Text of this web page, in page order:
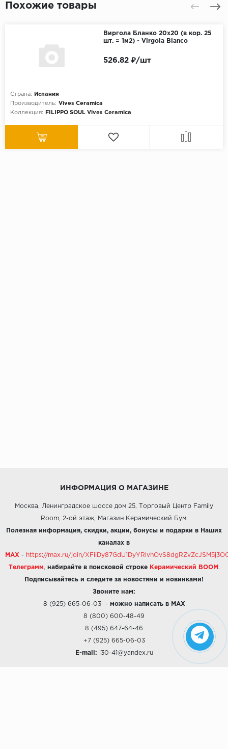
Похожие товары
Виргола Бланко 20x20 (в кор. 25
шт. = 1м2) - Virgola Blanco
Страна:
Испания
Производитель: Vives Ceramica
Коллекция:
FILIPPO SOUL Vives Ceramica
526.82 ₽/шт
ИНФОРМАЦИЯ О МАГАЗИНЕ
Москва, Ленинградское шоссе дом 25, Торговый Центр Family
Room, 2-ой этаж, Магазин Керамический Бум.
Полезная информация, скидки, акции, бонусы и подарки в Наших
каналах в
MAX - https://max.ru/join/
Телеграмм набирайте в поисковой строке Керамический BOOM .
Подписывайтесь и следите за новостями и новинками!
Звоните нам:
8 (925) 665-06-03- можно написать в MAX
8 (800) 600-48-49
8 (495) 647-64-46
+7 (925) 665-06-03
E-mail: i30-41@yandex.ru